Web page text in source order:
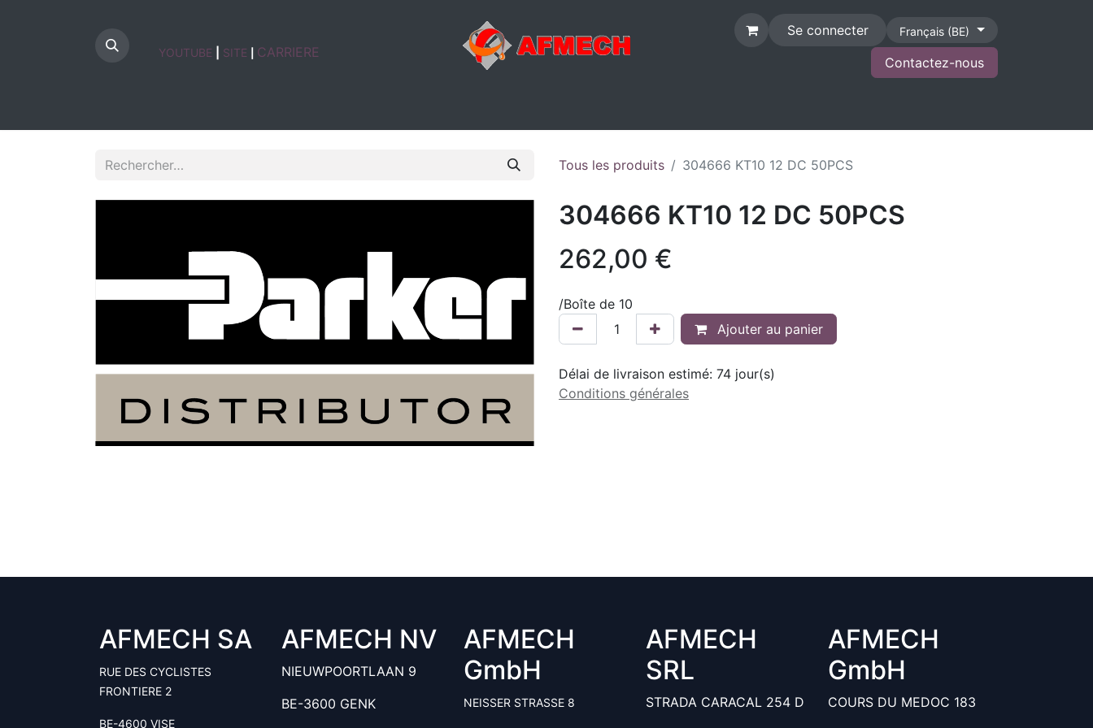
YOUTUBE SITE CARRIERE
Se connecter Français (BE)
Contactez-nous
Tous les produits 304666 KT10 12 DC 50PCS
304666 KT10 12 DC 50PCS
262,00 €
/Boîte de 10
Ajouter au panier
Délai de livraison estimé: 74 jour(s)
Conditions générales
AFMECH
GmbH
COURS DU MEDOC 183
AFMECH
SRL
STRADA CARACAL 254 D
AFMECH
GmbH
NEISSER STRASSE 8
AFMECH NV
NIEUWPOORTLAAN 9
BE-3600 GENK
AFMECH SA
RUE DES CYCLISTES
FRONTIERE 2
BE-4600 VISE